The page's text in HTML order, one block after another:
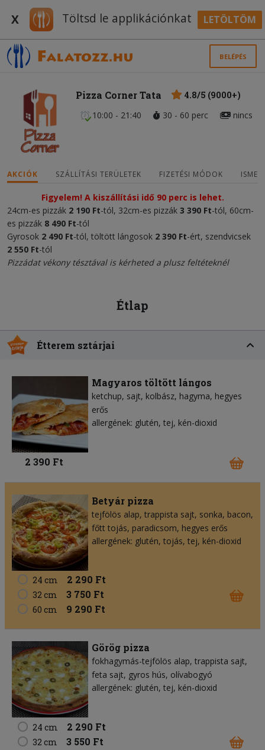
X Töltsd le applikációnkat LETÖLTÖM
BELÉPÉS
Pizza Corner Tata
4.8/5 (9000+)
10:00 - 21:40
30 - 60 perc nincs
AKCIÓK SZÁLLÍTÁSI TERÜLETEK FIZETÉSI MÓDOK
Figyelem! A kiszállítási idő 90 perc is lehet.
24cm-es pizzák 2 190 Ft-tól, 32cm-es pizzák 3 390 Ft-tól, 60cm-
es pizzák 8 490 Ft-tól
Gyrosok 2 490 Ft-tól, töltött lángosok 2 390 Ft-ért, szendvicsek
2 550 Ft-tól
Pizzádat vékony tésztával is kérheted a plusz feltéteknél
Étlap
Étterem sztárjai
Magyaros töltött lángos
ketchup sajt kolbász hagyma hegyes
erős
allergének: glutén, tej, kén-dioxid
2 390 Ft
Betyár pizza
tejfölös alap trappista sajt sonka bacon
főtt tojás paradicsom hegyes erős
allergének: glutén, tojás, tej, kén-dioxid
24 cm 2 290 Ft
32 cm 3 750 Ft
60 cm 9 290 Ft
Görög pizza
fokhagymás-tejfölös alap trappista sajt
feta sajt gyros hús olívabogyó
allergének: glutén, tej, kén-dioxid
24 cm 2 290 Ft
32 cm 3 550 Ft